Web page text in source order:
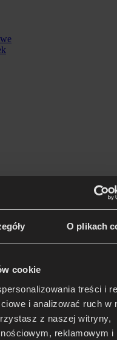
O plikach
cookie
treści i
i analizować ruch w
z naszej witryny,
reklamowym i